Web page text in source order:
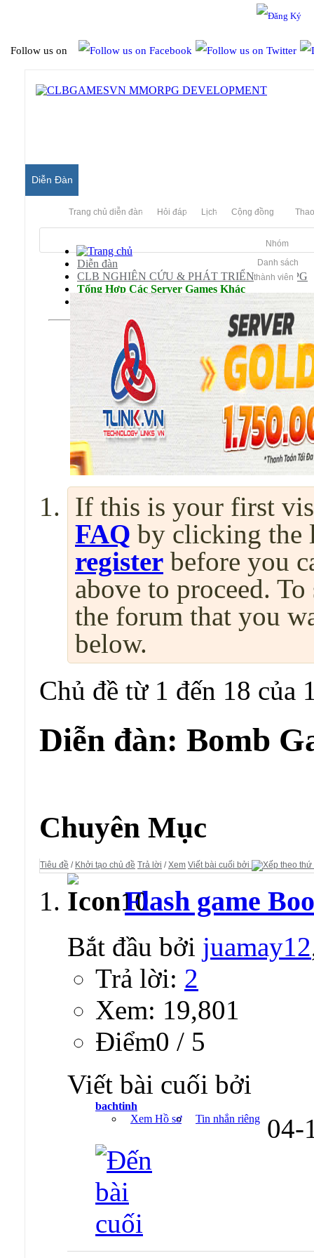
Ghi
Diễn Đàn
Trang chủ diễn đàn Hỏi đáp Lịch Cộng đồng
Nhóm
Danh sách
thành viên
Diễn đàn
CLB NGHIÊN CỨU & PHÁT TRIỂN MMORPG
Tổng Hợp Các Server Games Khác
Bomb Game
If this is your first
FAQ by clicking the
register before you
above to proceed.
the forum that you
below.
Chủ đề từ 1 đến 18 của
Diễn đàn: Bomb
Chuyên Mục
Tiêu đề / Khởi tạo chủ đề Trả lời /Xem Viết bài cuối bởi
Flash game
Bắt đầu bởi juamay12
Trả lời: 2
Xem: 19,801
Ðiểm0 / 5
Viết bài cuối bởi
bachtinh
Xem Hồ sơ
Tin nhắn riêng 04-